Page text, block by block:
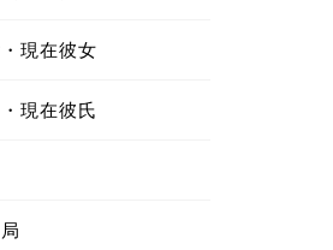
現在彼女
現在彼氏